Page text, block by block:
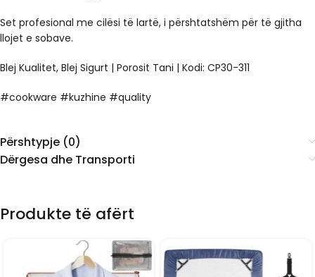
Set profesional me cilësi të lartë, i përshtatshëm për të gjitha
llojet e sobave.
Blej Kualitet, Blej Sigurt | Porosit Tani | Kodi: CP30-311
#cookware #kuzhine #quality
Përshtypje (0)
Dërgesa dhe Transporti
Produkte të afërt